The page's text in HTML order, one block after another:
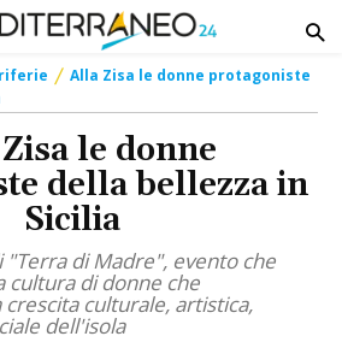
Alla Zisa le donne protagoniste
le donne
della bellezza in
Sicilia
di Madre", evento che
cultura di donne che
culturale, artistica,
dell'isola